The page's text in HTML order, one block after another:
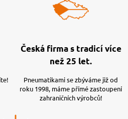
Česká firma s tradicí více
než 25 let.
Pneumatikami se zbýváme již od
roku 1998, máme přímé zastoupení
zahraničních výrobců!